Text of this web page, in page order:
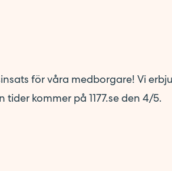
för våra medborgare! Vi
kommer på 1177.se den 4/5.